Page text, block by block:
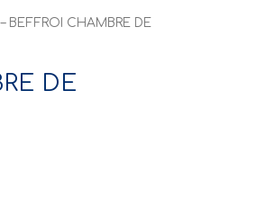
BEFFROI CHAMBRE DE
DE